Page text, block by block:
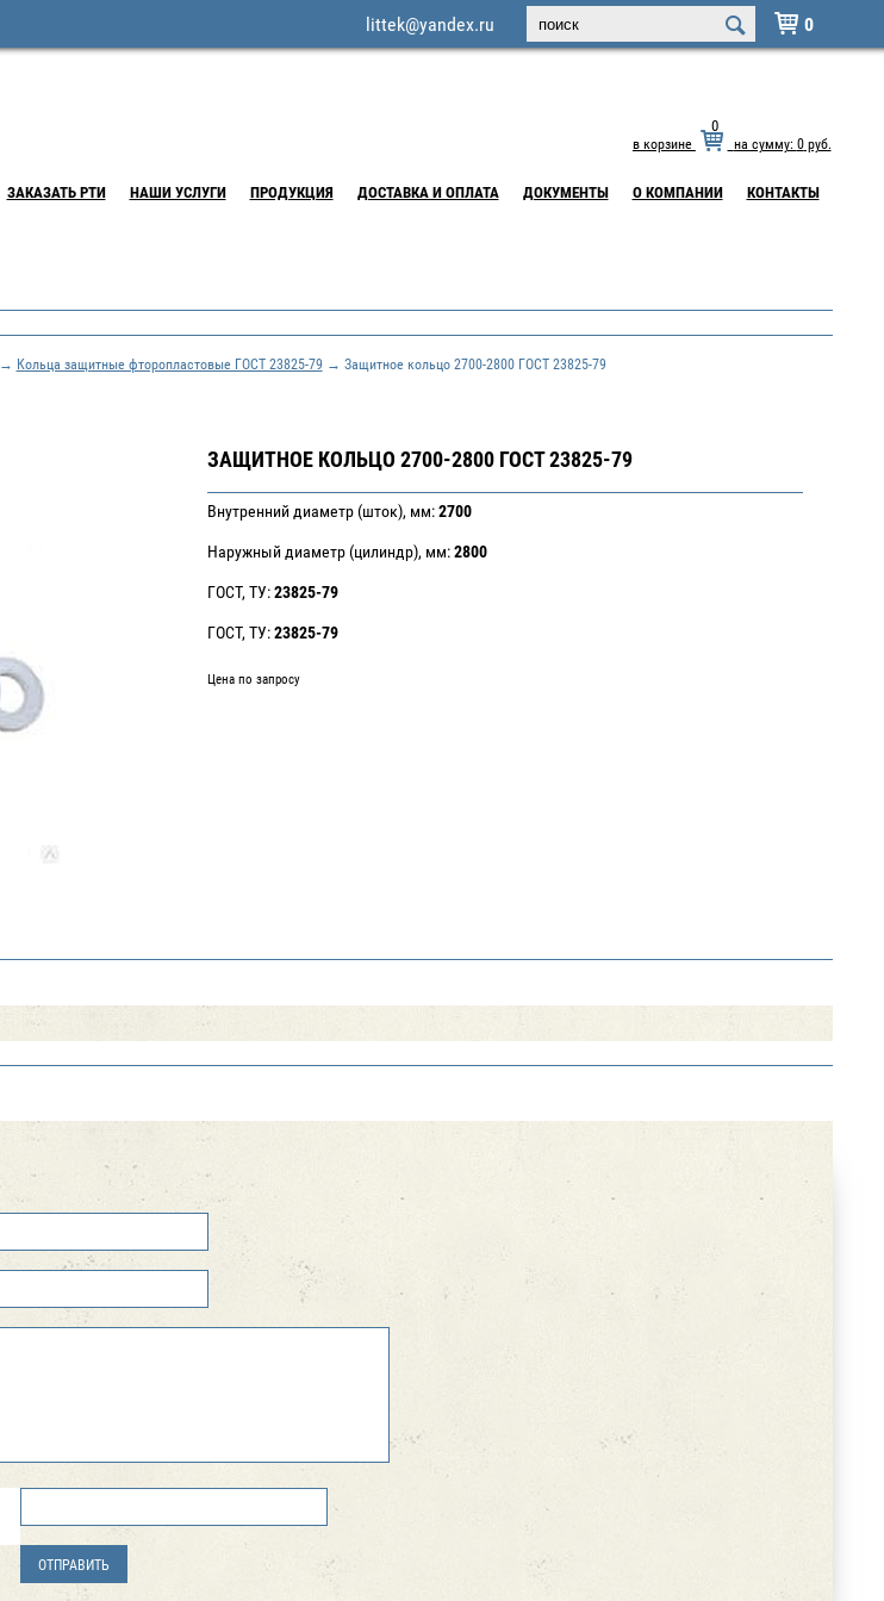
 0
littek@yandex.ru
в корзине
0
на сумму: 0руб.
ЗАКАЗАТЬ РТИ НАШИ УСЛУГИ ПРОДУКЦИЯ ДОСТАВКА И ОПЛАТА ДОКУМЕНТЫ О КОМПАНИИ КОНТАКТЫ
→ Кольца защитные фторопластовые ГОСТ 23825-79 → Защитное кольцо 2700-2800 ГОСТ 23825-79
ЗАЩИТНОЕ КОЛЬЦО 2700-2800 ГОСТ 23825-79
Внутренний диаметр (шток), мм:2700
Наружный диаметр (цилиндр), мм:2800
ГОСТ, ТУ:23825-79
ГОСТ, ТУ:23825-79
Цена по запросу